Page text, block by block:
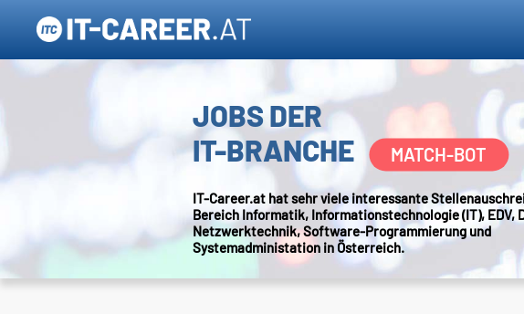
JOBS DER
IT-BRANCHE
MATCH-BOT
IT-Career.at hat sehr viele interessante
Bereich Informatik, Informationstechnologie (IT), EDV,
Netzwerktechnik, Software-Programmierung und
Systemadministation in Österreich.